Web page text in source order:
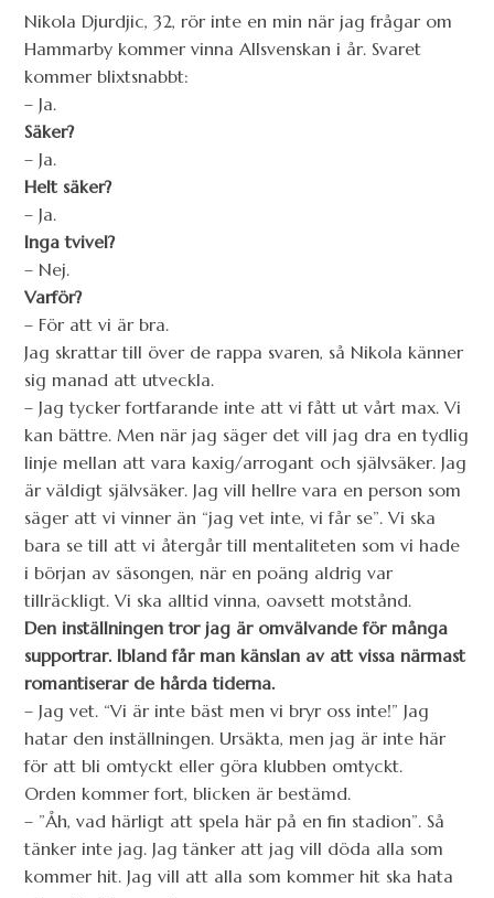
Nikola Djurdjic, 32, rör inte en min när jag frågar om
Hammarby kommer vinna Allsvenskan i år. Svaret
kommer blixtsnabbt:
– Ja.
Säker?
– Ja.
Helt säker?
– Ja.
Inga tvivel?
– Nej.
Varför?
– För att vi är bra.
Jag skrattar till över de rappa svaren, så Nikola känner
sig manad att utveckla.
– Jag tycker fortfarande inte att vi fått ut vårt max. Vi
kan bättre. Men när jag säger det vill jag dra en tydlig
linje mellan att vara kaxig/arrogant och självsäker. Jag
är väldigt självsäker. Jag vill hellre vara en person som
säger att vi vinner än “jag vet inte, vi får se”. Vi ska
bara se till att vi återgår till mentaliteten som vi hade
i början av säsongen, när en poäng aldrig var
tillräckligt. Vi ska alltid vinna, oavsett motstånd.
Den inställningen tror jag är omvälvande för många
supportrar. Ibland får man känslan av att vissa närmast
romantiserar de hårda tiderna.
– Jag vet. “Vi är inte bäst men vi bryr oss inte!” Jag
hatar den inställningen. Ursäkta, men jag är inte här
för att bli omtyckt eller göra klubben omtyckt.
Orden kommer fort, blicken är bestämd.
– ”Åh, vad härligt att spela här på en fin stadion”. Så
tänker inte jag. Jag tänker att jag vill döda alla som
kommer hit. Jag vill att alla som kommer hit ska hata